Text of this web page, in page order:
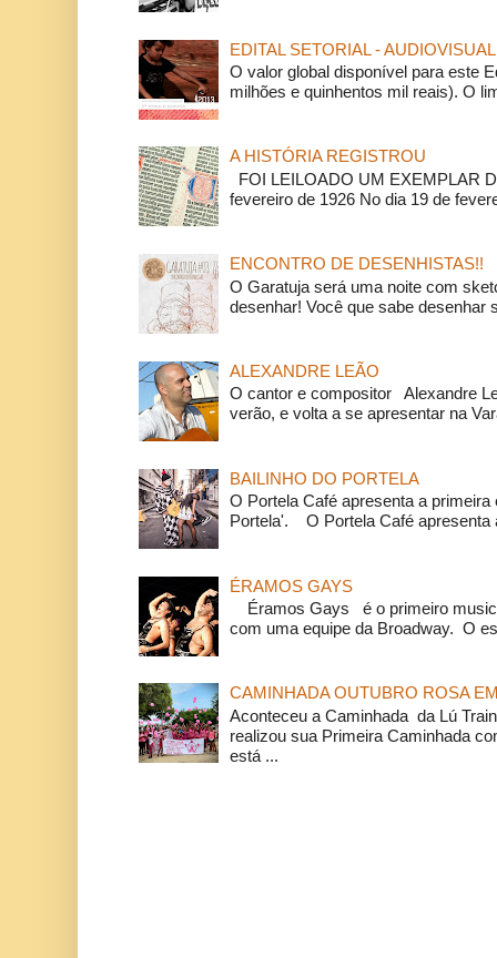
EDITAL SETORIAL - AUDIOVISUAL
O valor global disponível para este
milhões e quinhentos mil reais). O
A HISTÓRIA REGISTROU
FOI LEILOADO UM EXEMPLAR
fevereiro de 1926 No dia 19 de
ENCONTRO DE DESENHISTAS!!
O Garatuja será uma noite com
desenhar! Você que sabe desenhar
ALEXANDRE LEÃO
O cantor e compositor Alexandre
verão, e volta a se apresentar na
BAILINHO DO PORTELA
O Portela Café apresenta a
Portela'. O Portela Café apresenta
ÉRAMOS GAYS
Éramos Gays é o primeiro
com uma equipe da Broadway. O
CAMINHADA OUTUBRO ROSA
Aconteceu a Caminhada da Lú
realizou sua Primeira Caminhada
está ...